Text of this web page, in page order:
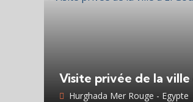
Visite privée de la ville
Hurghada Mer Rouge - Egypte